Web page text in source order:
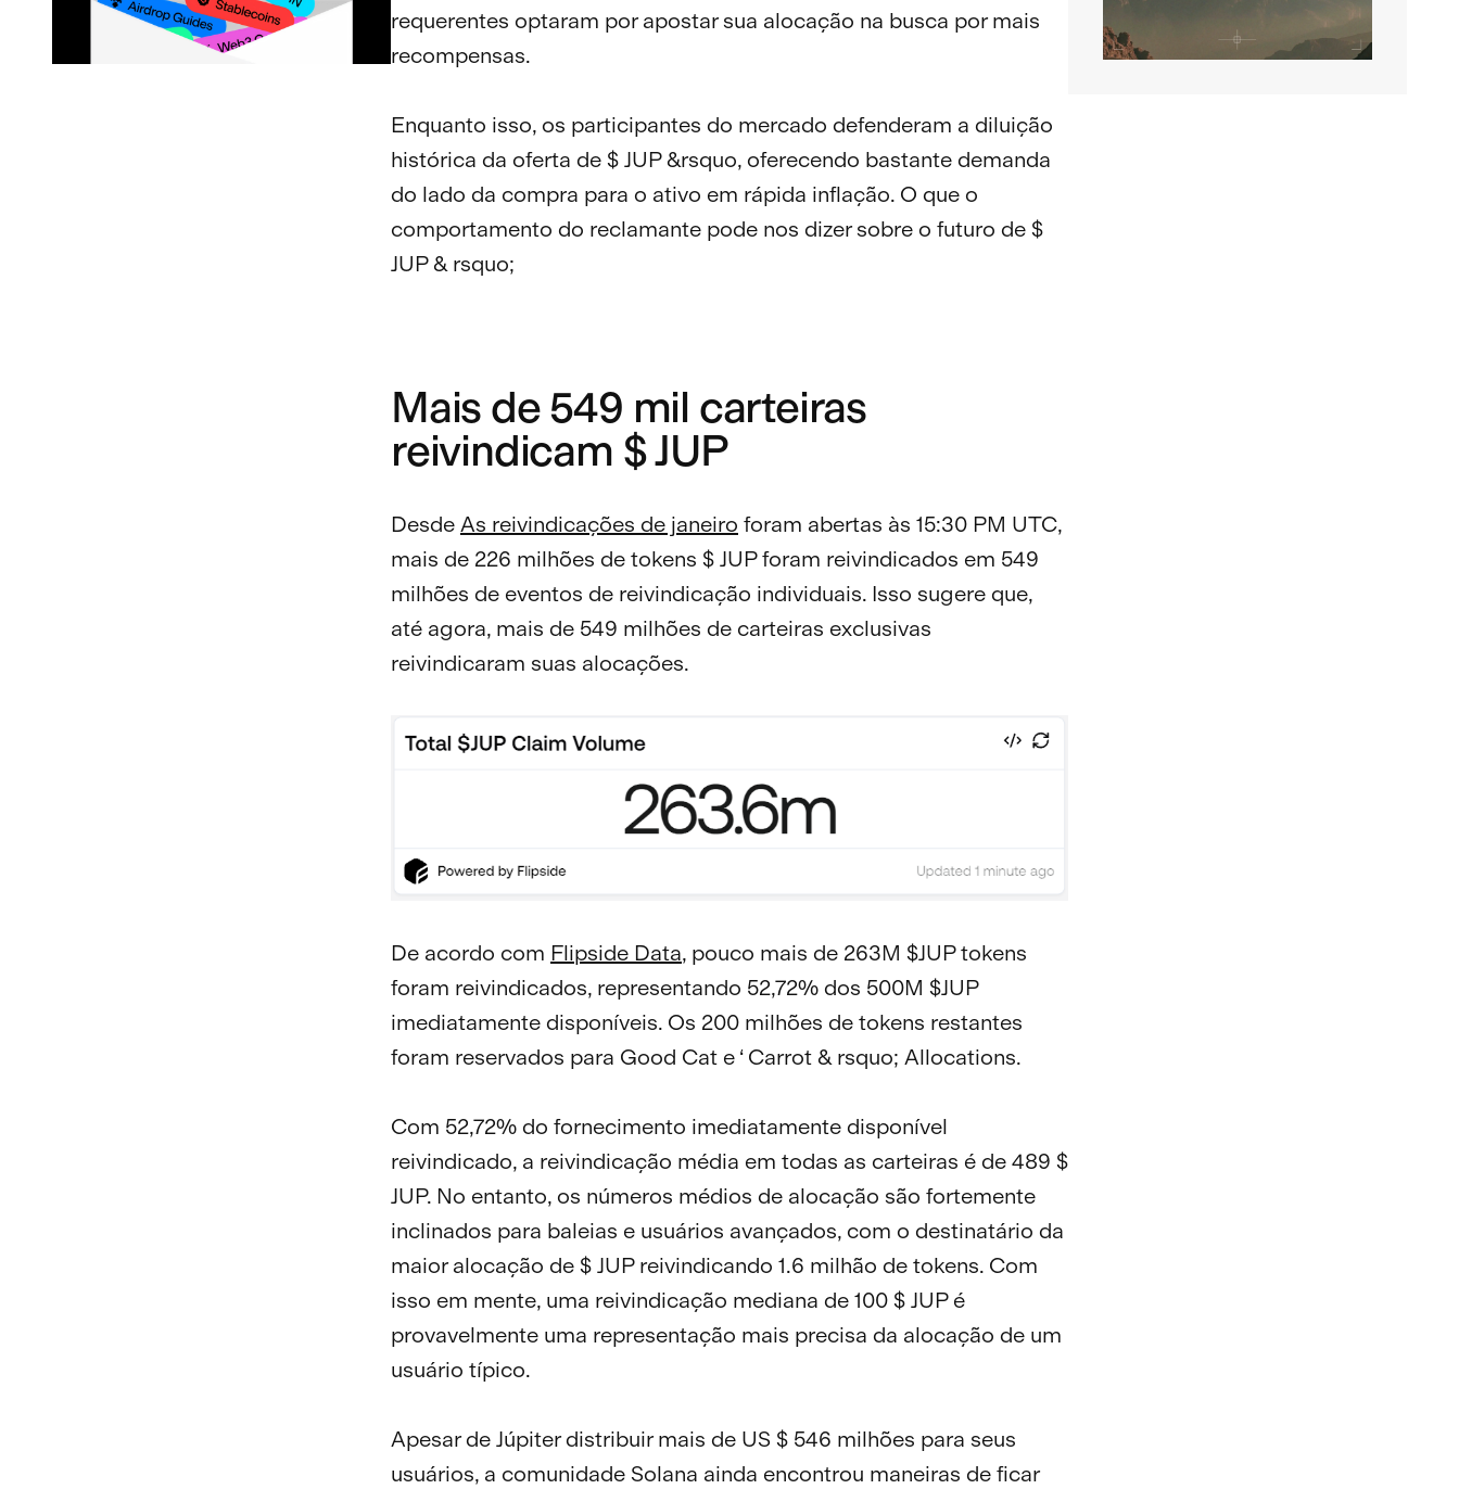
requerentes optaram por apostar sua alocação na busca por mais
recompensas.
Enquanto isso, os participantes do mercado defenderam a diluição
histórica da oferta de $ JUP &rsquo, oferecendo bastante demanda
do lado da compra para o ativo em rápida inflação. O que o
comportamento do reclamante pode nos dizer sobre o futuro de $
JUP & rsquo;
Mais de 549 mil carteiras
reivindicam $ JUP
Desde As reivindicações de janeiro foram abertas às 15:30 PM UTC,
mais de 226 milhões de tokens $ JUP foram reivindicados em 549
milhões de eventos de reivindicação individuais. Isso sugere que,
até agora, mais de 549 milhões de carteiras exclusivas
reivindicaram suas alocações.
De acordo com Flipside Data, pouco mais de 263M $JUP tokens
foram reivindicados, representando 52,72% dos 500M $JUP
imediatamente disponíveis. Os 200 milhões de tokens restantes
foram reservados para Good Cat e ‘ Carrot & rsquo; Allocations.
Com 52,72% do fornecimento imediatamente disponível
reivindicado, a reivindicação média em todas as carteiras é de 489 $
JUP. No entanto, os números médios de alocação são fortemente
inclinados para baleias e usuários avançados, com o destinatário da
maior alocação de $ JUP reivindicando 1.6 milhão de tokens. Com
isso em mente, uma reivindicação mediana de 100 $ JUP é
provavelmente uma representação mais precisa da alocação de um
usuário típico.
Apesar de Júpiter distribuir mais de US $ 546 milhões para seus
usuários, a comunidade Solana ainda encontrou maneiras de ficar